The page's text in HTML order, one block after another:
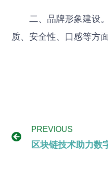
二、品牌形象建设
质、安全性、口感等方
PREVIOUS
区块链技术助力数